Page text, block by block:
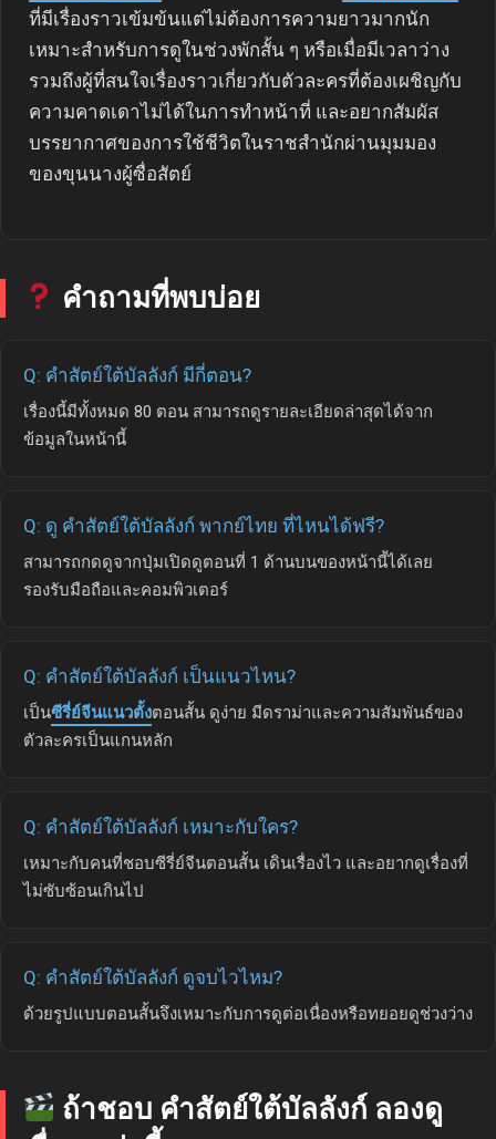
ที่มีเรื่องราวเข้มข้นแต่ไม่ต้องการความยาวมากนัก
เหมาะสำหรับการดูในช่วงพักสั้น ๆ หรือเมื่อมีเวลาว่าง
รวมถึงผู้ที่สนใจเรื่องราวเกี่ยวกับตัวละครที่ต้องเผชิญกับ
ความคาดเดาไม่ได้ในการทำหน้าที่ และอยากสัมผัส
บรรยากาศของการใช้ชีวิตในราชสำนักผ่านมุมมอง
ของขุนนางผู้ซื่อสัตย์
คำถามที่พบบ่อย
Q: คำสัตย์ใต้บัลลังก์ มีกี่ตอน?
เรื่องนี้มีทั้งหมด 80 ตอน สามารถดูรายละเอียดล่าสุดได้จาก
ข้อมูลในหน้านี้
Q: ดู คำสัตย์ใต้บัลลังก์ พากย์ไทย ที่ไหนได้ฟรี?
สามารถกดดูจากปุ่มเปิดดูตอนที่ 1 ด้านบนของหน้านี้ได้เลย
รองรับมือถือและคอมพิวเตอร์
Q: คำสัตย์ใต้บัลลังก์ เป็นแนวไหน?
เป็นซีรี่ย์จีนแนวตั้งตอนสั้น ดูง่าย มีดราม่าและความสัมพันธ์ของ
ตัวละครเป็นแกนหลัก
Q: คำสัตย์ใต้บัลลังก์ เหมาะกับใคร?
เหมาะกับคนที่ชอบซีรี่ย์จีนตอนสั้น เดินเรื่องไว และอยากดูเรื่องที่
ไม่ซับซ้อนเกินไป
Q: คำสัตย์ใต้บัลลังก์ ดูจบไวไหม?
ด้วยรูปแบบตอนสั้นจึงเหมาะกับการดูต่อเนื่องหรือทยอยดูช่วงว่าง
ถ้าชอบ คำสัตย์ใต้บัลลังก์ ลองดู